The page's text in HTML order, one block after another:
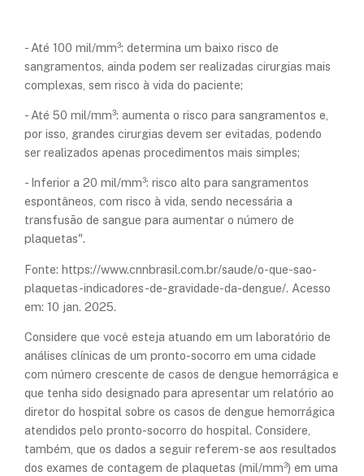
- Até 100 mil/mm³: determina um baixo risco de
sangramentos, ainda podem ser realizadas cirurgias mais
complexas, sem risco à vida do paciente;
- Até 50 mil/mm³: aumenta o risco para sangramentos e,
por isso, grandes cirurgias devem ser evitadas, podendo
ser realizados apenas procedimentos mais simples;
- Inferior a 20 mil/mm³: risco alto para sangramentos
espontâneos, com risco à vida, sendo necessária a
transfusão de sangue para aumentar o número de
plaquetas".
Fonte: https://www.cnnbrasil.com.br/saude/o-que-sao-
plaquetas-indicadores-de-gravidade-da-dengue/. Acesso
em: 10 jan. 2025.
Considere que você esteja atuando em um laboratório de
análises clínicas de um pronto-socorro em uma cidade
com número crescente de casos de dengue hemorrágica e
que tenha sido designado para apresentar um relatório ao
diretor do hospital sobre os casos de dengue hemorrágica
atendidos pelo pronto-socorro do hospital. Considere,
também, que os dados a seguir referem-se aos resultados
dos exames de contagem de plaquetas (mil/mm³) em uma